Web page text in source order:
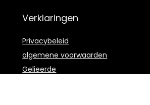
Verklaringen
Privacybeleid
algemene voorwaarden
Gelieerde